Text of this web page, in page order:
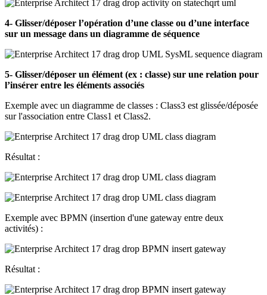
4- Glisser/déposer l’opération d’une classe ou d’une interface
sur un message dans un diagramme de séquence
5- Glisser/déposer un élément (ex : classe) sur une relation pour
l’insérer entre les éléments associés
Exemple avec un diagramme de classes : Class3 est glissée/déposée
sur l'association entre Class1 et Class2.
Résultat :
Exemple avec BPMN (insertion d'une gateway entre deux
activités) :
Résultat :